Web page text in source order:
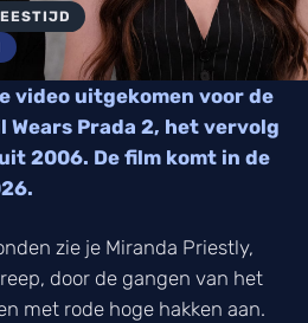
video uitgekomen voor de
Wears Prada 2, het vervolg
2006. De film komt in de
zie je Miranda Priestly,
door de gangen van het
met rode hoge hakken aan.